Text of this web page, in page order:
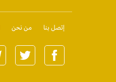
إتصل بنا من نحن